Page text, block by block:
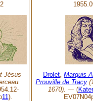
Jésus
11 ).
Drolet Marquis
Prouville de Tracy
1670). — (